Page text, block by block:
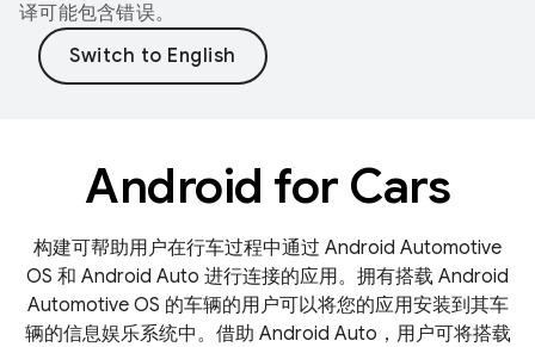
译可能包含错误。
Android for Cars
构建可帮助用户在行车过程中通过 Android Automotive
OS 和 Android Auto 进行连接的应用。拥有搭载 Android
Automotive OS 的车辆的用户可以将您的应用安装到其车
辆的信息娱乐系统中。借助 Android Auto，用户可将搭载